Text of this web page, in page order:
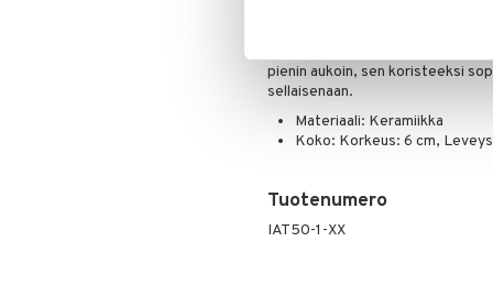
pienin aukoin, sen koristeeksi
sellaisenaan.
Materiaali: Keramiikka
Koko: Korkeus: 6 cm,
Tuotenumero
IAT50-1-XX